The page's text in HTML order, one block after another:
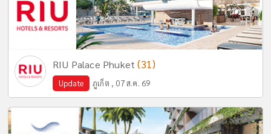
RIU Palace Phuket(31)
Update ภูเก็ต , 07 ส.ค. 69